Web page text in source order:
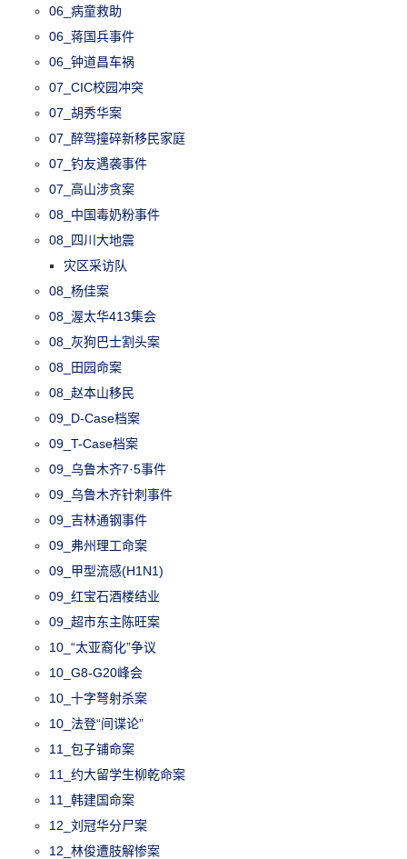
06_病童救助
06_蒋国兵事件
06_钟道昌车祸
07_CIC校园冲突
07_胡秀华案
07_醉驾撞碎新移民家庭
07_钓友遇袭事件
07_高山涉贪案
08_中国毒奶粉事件
08_四川大地震
灾区采访队
08_杨佳案
08_渥太华413集会
08_灰狗巴士割头案
08_田园命案
08_赵本山移民
09_D-Case档案
09_T-Case档案
09_乌鲁木齐7·5事件
09_乌鲁木齐针刺事件
09_吉林通钢事件
09_弗州理工命案
09_甲型流感(H1N1)
09_红宝石酒楼结业
09_超市东主陈旺案
10_“太亚裔化”争议
10_G8-G20峰会
10_十字弩射杀案
10_法登“间谍论”
11_包子铺命案
11_约大留学生柳乾命案
11_韩建国命案
12_刘冠华分尸案
12_林俊遭肢解惨案